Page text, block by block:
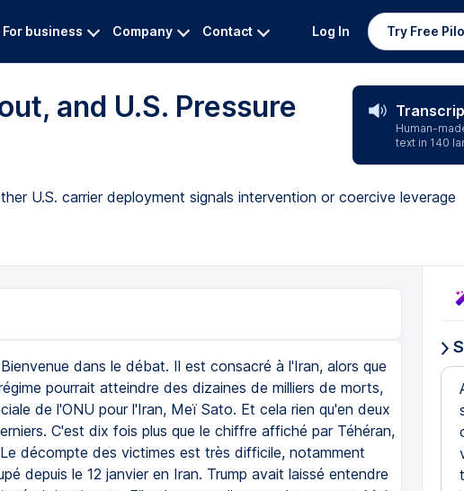
For business Company Contact Log In Try Free
and U.S. Pressure
Human-
text in 140
U.S. carrier deployment signals intervention or coercive leverage
Bienvenue dans le débat. Il est consacré à l'Iran, alors que
pourrait atteindre des dizaines de milliers de morts,
de l'ONU pour l'Iran, Meï Sato. Et cela rien qu'en deux
C'est dix fois plus que le chiffre affiché par Téhéran,
décompte des victimes est très difficile, notamment
depuis le 12 janvier en Iran. Trump avait laissé entendre